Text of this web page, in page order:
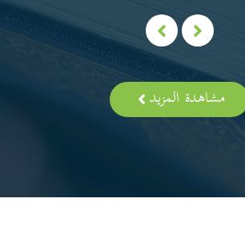
مشاهدة المزيد